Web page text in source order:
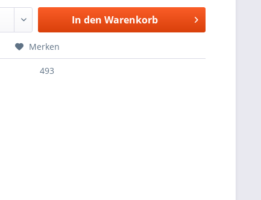
In den Warenkorb
Merken
493